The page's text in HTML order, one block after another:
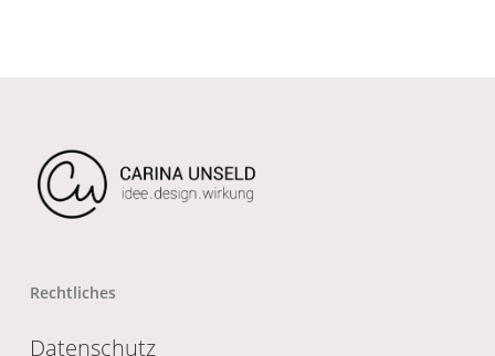
Rechtliches
Datenschutz